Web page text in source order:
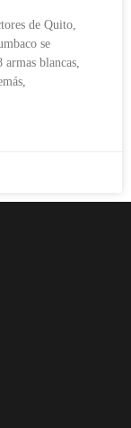
de Quito,
se
blancas,